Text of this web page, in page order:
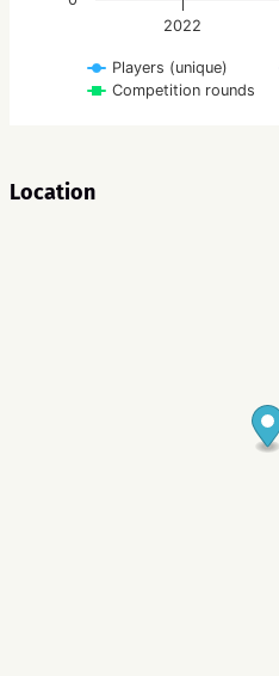
Players (unique)
Competition rounds
2022
Location